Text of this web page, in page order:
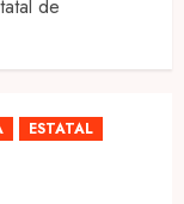
de
ESTATAL